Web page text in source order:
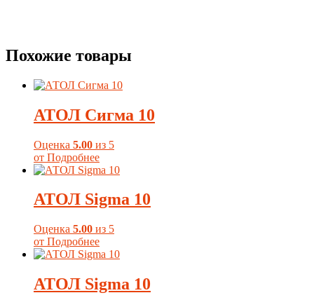
Похожие товары
АТОЛ Сигма 10
Оценка 5.00 из 5
от Подробнее
АТОЛ Sigma 10
Оценка 5.00 из 5
от Подробнее
АТОЛ Sigma 10